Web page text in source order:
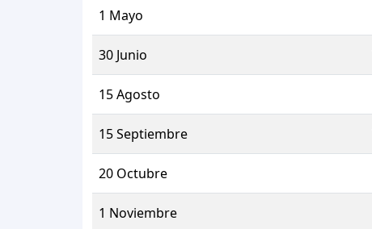
1 Mayo
30 Junio
15 Agosto
15 Septiembre
20 Octubre
1 Noviembre